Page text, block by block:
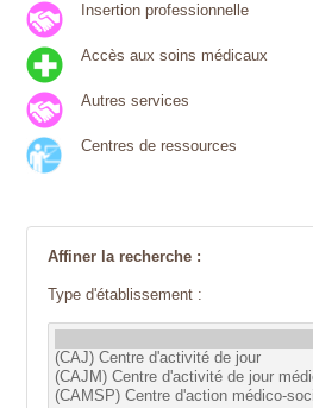
Insertion professionnelle
Accès aux soins médicaux
Autres services
Centres de ressources
Affiner la recherche :
Type d'établissement :